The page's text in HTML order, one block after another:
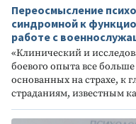
Переосмысление
синдромной к
работе с
«Клинический и
боевого опыта все
основанных на страхе, к
страданиям, известным